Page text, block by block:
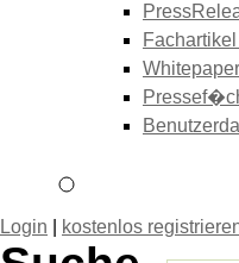
Login kostenlos